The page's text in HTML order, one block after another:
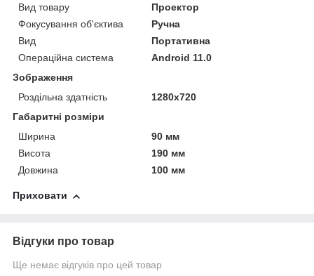
Вид товару
Проектор
Фокусування об'єктива
Ручна
Вид
Портативна
Операційна система
Android 11.0
Зображення
Роздільна здатність
1280x720
Габаритні розміри
Ширина
90 мм
Висота
190 мм
Довжина
100 мм
Приховати
Відгуки про товар
Ще немає відгуків про цей товар